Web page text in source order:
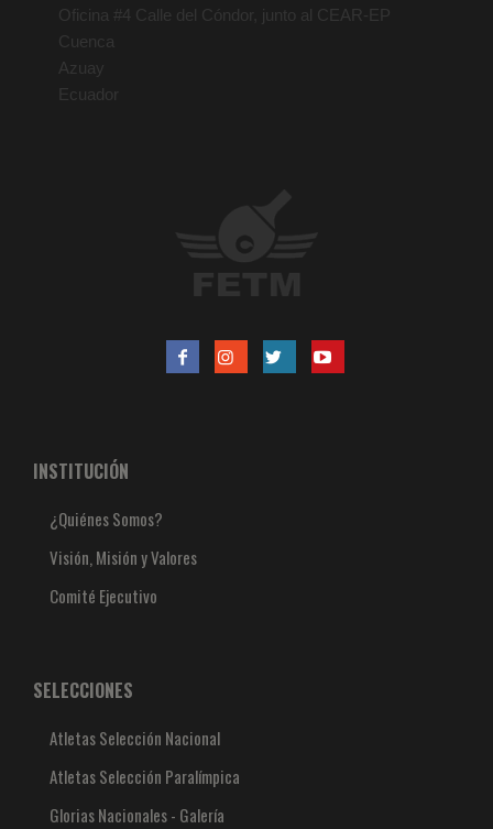
Oficina #4 Calle del Cóndor, junto al CEAR-EP
Cuenca
Azuay
Ecuador
INSTITUCIÓN
¿Quiénes Somos?
Visión, Misión y Valores
Comité Ejecutivo
SELECCIONES
Atletas Selección Nacional
Atletas Selección Paralímpica
Glorias Nacionales - Galería